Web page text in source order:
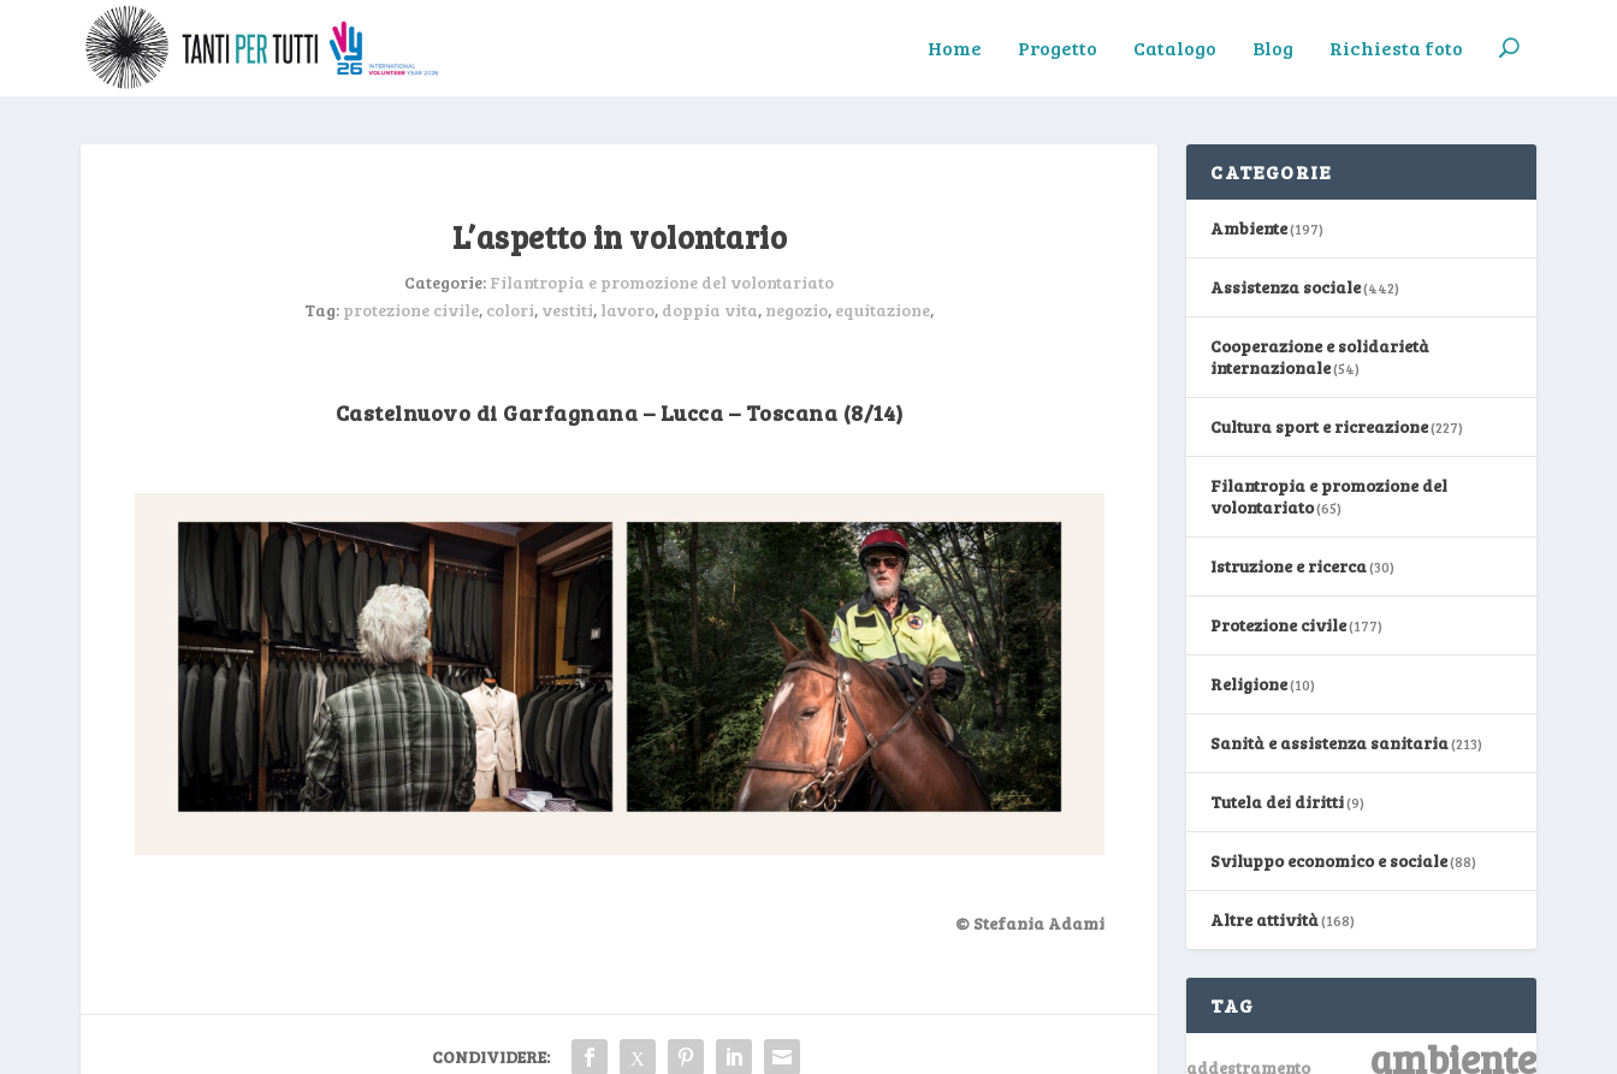
Home Progetto Catalogo Blog Richiesta foto
L’aspetto in volontario
Categorie: Filantropia e promozione del volontariato
Tag: protezione civile, colori, vestiti, lavoro, doppia vita, negozio, equitazione,
Castelnuovo di Garfagnana – Lucca – Toscana (8/14)
© Stefania Adami
CONDIVIDERE:
CATEGORIE
Ambiente(197)
Assistenza sociale(442)
Cooperazione e solidarietà
internazionale(54)
Cultura sport e ricreazione(227)
Filantropia e promozione del
volontariato(65)
Istruzione e ricerca(30)
Protezione civile(177)
Religione(10)
Sanità e assistenza sanitaria(213)
Tutela dei diritti(9)
Sviluppo economico e sociale(88)
Altre attività(168)
TAG
addestramento ambiente